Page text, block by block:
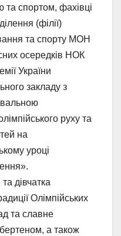
та спортом, фахівці
(філії)
та спорту МОН
осередків НОК
України
закладу з
руху та
на
уроці
дівчатка
Олімпійських
та славне
а також